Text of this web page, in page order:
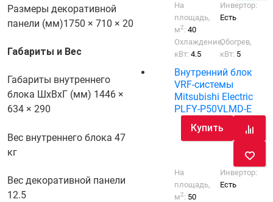
Размеры декоративной
панели (мм)1750 × 710 × 20
Габариты и Вес
Габариты внутреннего
блока ШхВхГ (мм) 1446 ×
634 × 290
Вес внутреннего блока 47
кг
Вес декоративной панели
12.5
На
площадь,
м2:40
Инвертор:
Есть
Охлаждение,
кВт:4.5
Обогрев,
кВт: 5
Внутренний блок
VRF-системы
Mitsubishi Electric
PLFY-P50VLMD-E
Купить
На
площадь,
м2: 50
Инвертор:
Есть